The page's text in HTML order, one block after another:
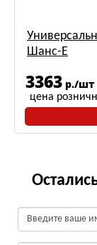
Шанс-Е
3363 р./шт
цена